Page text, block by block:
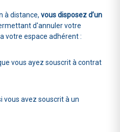
à distance, vous disposez d’un
d'annuler votre
votre espace adhérent :
vous ayez souscrit à contrat
vous avez souscrit à un